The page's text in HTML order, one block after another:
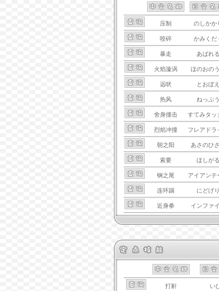
压制 のしかか
咬碎 かみくだ
暴走 あばれ
火焰漩涡 ほのおの
远吠 とおぼ
热风 ねっぷ
舍身撞击 すてみタッ
烈焰冲撞 フレアドラ
朝之阳 あさのひ
索要 ほしが
钢之尾 アイアンテ
连环踢 にどげ
近身拳 インファ
打鼾 い